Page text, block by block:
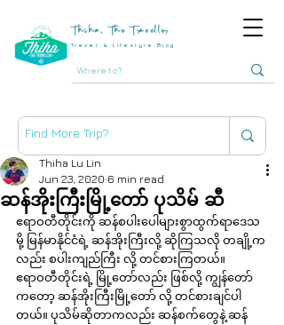
Thiha, The Traveller
Travel & Lifestyle Blog
ဆန်အိုးကြီးမြို့တော် ပုသိမ် ဆီ
Thiha Lu Lin
Jun 23, 2020 6 min read
ဧရာဝတီတိုင်းကို ဆန်စပါးပေါများစွာထွက်ရာဒေသ
မို့ မြန်မာနိုင်ငံရဲ့ ဆန်အိုးကြီးလို့ ဆိုကြသလို တချို့က
လည်း စပါးကျည်ကြီး လို့ တင်စားကြတယ်။
ဧရာဝတီတိုင်းရဲ့ မြို့တော်လည်း ဖြစ်လို့ ကျွန်တော်
ကတော့ ဆန်အိုးကြီးမြို့တော် လို့ တင်စားချင်ပါ
တယ်။ ပုသိမ်ဆိုတာကလည်း ဆန်စက်တွေနဲ့ ဆန်